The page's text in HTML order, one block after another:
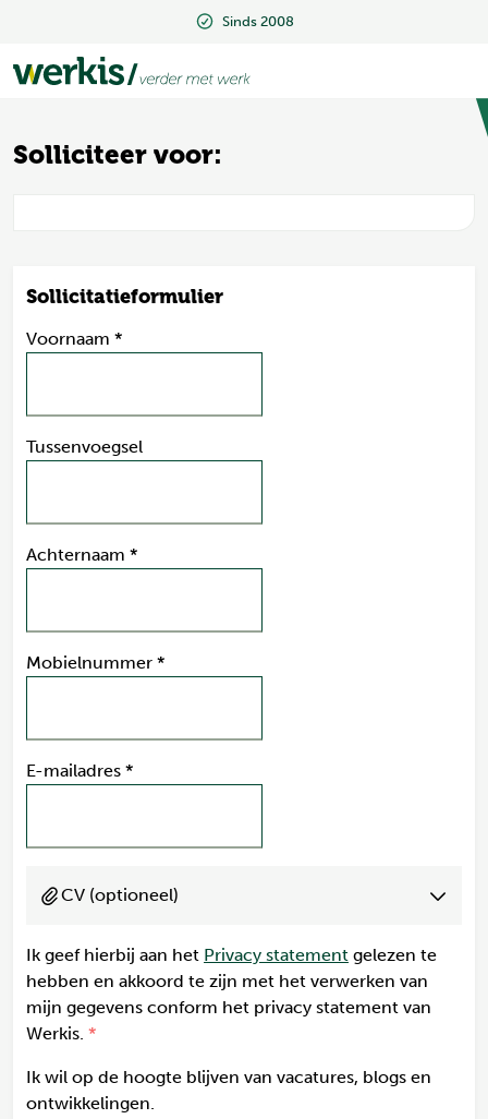
Sinds 2008
Beoordeeld met een 9.2
Solliciteer voor:
Sollicitatieformulier
Voornaam *
Tussenvoegsel
Achternaam *
Mobielnummer *
E-mailadres *
CV (optioneel)
Ik geef hierbij aan het Privacy statement gelezen te
hebben en akkoord te zijn met het verwerken van
mijn gegevens conform het privacy statement van
Werkis.
Ik wil op de hoogte blijven van vacatures, blogs en
ontwikkelingen.